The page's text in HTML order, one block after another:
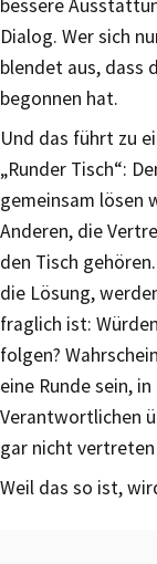
bessere
Dialog. Wer sich
blendet aus, dass
begonnen hat.
Und das führt zu
„Runder Tisch“:
gemeinsam lösen
Anderen, die
den Tisch
die Lösung,
fraglich ist:
folgen?
eine Runde sein,
Verantwortlichen
gar nicht
Weil das so ist,